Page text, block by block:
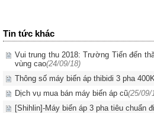
Tin tức khác
Vui trung thu 2018: Trường Tiến đến
vùng cao(24/09/18)
Thông số máy biến áp thibidi 3 pha
Dịch vụ mua bán máy biến áp cũ(25/09/
[Shihlin]-Máy biến áp 3 pha tiêu chuẩn